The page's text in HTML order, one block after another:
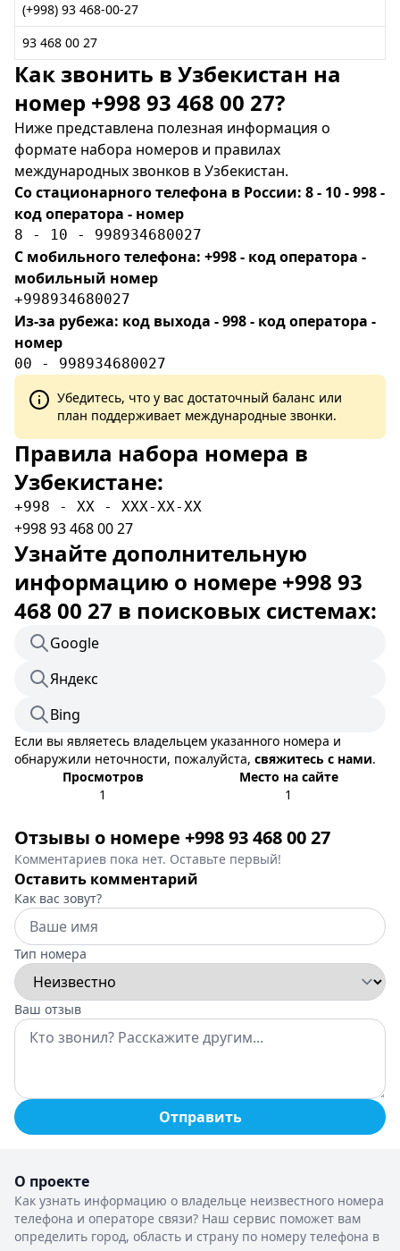
(+998) 93 468-00-27
93 468 00 27
Как звонить в Узбекистан на
номер +998 93 468 00 27?
Ниже представлена полезная информация о
формате набора номеров и правилах
международных звонков в Узбекистан.
Со стационарного телефона в России: 8 - 10 - 998 -
код оператора - номер
8 - 10 - 998934680027
С мобильного телефона: +998 - код оператора -
мобильный номер
+998934680027
Из-за рубежа: код выхода - 998 - код оператора -
номер
00 - 998934680027
Убедитесь, что у вас достаточный баланс или
план поддерживает международные звонки.
Правила набора номера в
Узбекистане:
+998 - XX - XXX-XX-XX
+998 93 468 00 27
Узнайте дополнительную
информацию о номере +998 93
468 00 27 в поисковых системах:
Google
Яндекс
Bing
Если вы являетесь владельцем указанного номера и
обнаружили неточности, пожалуйста, свяжитесь с нами.
Просмотров
1
Место на сайте
1
Отзывы о номере +998 93 468 00 27
Комментариев пока нет. Оставьте первый!
Оставить комментарий
Как вас зовут?
Тип номера
Ваш отзыв
Отправить
О проекте
Как узнать информацию о владельце неизвестного номера
телефона и операторе связи? Наш сервис поможет вам
определить город, область и страну по номеру телефона в